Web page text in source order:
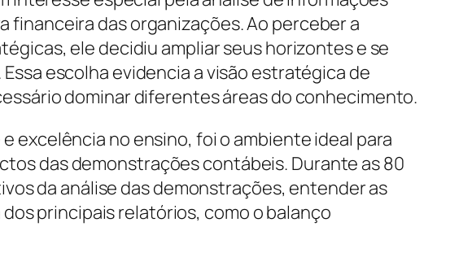
financeira das organizações. Ao perceber a
ele decidiu ampliar seus horizontes e se
escolha evidencia a visão estratégica de
dominar diferentes áreas do conhecimento.
excelência no ensino, foi o ambiente ideal para
das demonstrações contábeis. Durante as 80
da análise das demonstrações, entender as
principais relatórios, como o balanço